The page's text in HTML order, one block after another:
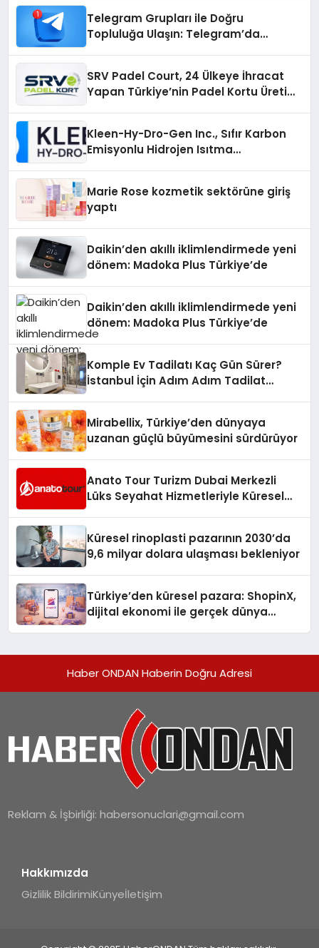
Telegram Grupları ile Doğru
Topluluğa Ulaşın: Telegram’da
SRV Padel Court, 24 Ülkeye İhracat
Yapan Türkiye’nin Padel Kortu Üretim
Kleen-Hy-Dro-Gen Inc., Sıfır Karbon
Emisyonlu Hidrojen Isıtma
Marie Rose kozmetik sektörüne giriş
yaptı
Daikin’den akıllı iklimlendirmede yeni
dönem: Madoka Plus Türkiye’de
Daikin’den akıllı iklimlendirmede yeni
dönem: Madoka Plus Türkiye’de
Komple Ev Tadilatı Kaç Gün Sürer?
İstanbul İçin Adım Adım Tadilat
Mirabellix, Türkiye’den dünyaya
uzanan güçlü büyümesini sürdürüyor
Anato Tour Turizm Dubai Merkezli
Lüks Seyahat Hizmetleriyle Küresel
Küresel rinoplasti pazarının 2030’da
9,6 milyar dolara ulaşması bekleniyor
Türkiye’den küresel pazara: ShopinX,
dijital ekonomi ile gerçek dünya
Haber ONDAN Haberin Doğru Adresi
Reklam & İşbirliği:habersonuclari@gmail.com
Hakkımızda
Gizlilik BildirimiKünyeİletişim